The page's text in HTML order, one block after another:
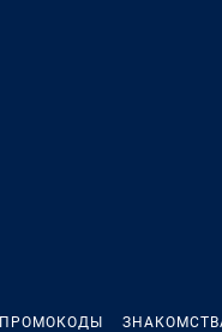
ПРОМОКОДЫ